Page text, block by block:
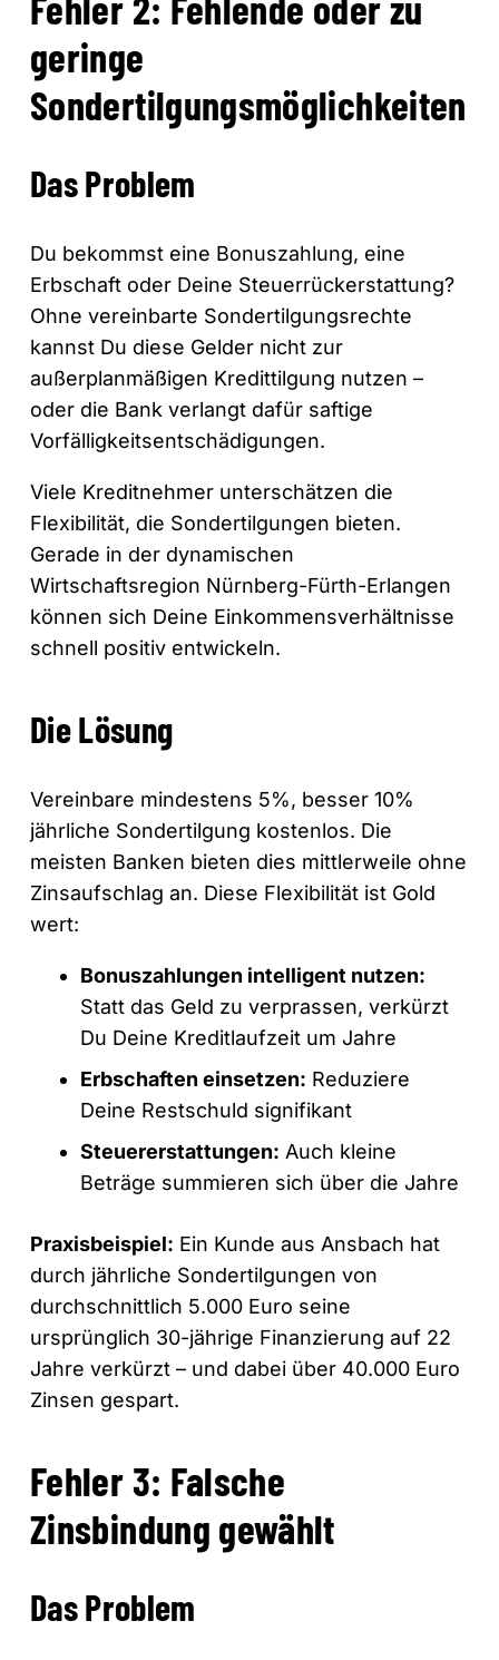
geringe
Sondertilgungsmöglichkeiten
Das Problem
Du bekommst eine Bonuszahlung, eine
Erbschaft oder Deine Steuerrückerstattung?
Ohne vereinbarte Sondertilgungsrechte
kannst Du diese Gelder nicht zur
außerplanmäßigen Kredittilgung nutzen –
oder die Bank verlangt dafür saftige
Vorfälligkeitsentschädigungen.
Viele Kreditnehmer unterschätzen die
Flexibilität, die Sondertilgungen bieten.
Gerade in der dynamischen
Wirtschaftsregion Nürnberg-Fürth-Erlangen
können sich Deine Einkommensverhältnisse
schnell positiv entwickeln.
Die Lösung
Vereinbare mindestens 5%, besser 10%
jährliche Sondertilgung kostenlos. Die
meisten Banken bieten dies mittlerweile ohne
Zinsaufschlag an. Diese Flexibilität ist Gold
wert:
Bonuszahlungen intelligent nutzen:
Statt das Geld zu verprassen, verkürzt
Du Deine Kreditlaufzeit um Jahre
Erbschaften einsetzen: Reduziere
Deine Restschuld signifikant
Steuererstattungen: Auch kleine
Beträge summieren sich über die Jahre
Praxisbeispiel: Ein Kunde aus Ansbach hat
durch jährliche Sondertilgungen von
durchschnittlich 5.000 Euro seine
ursprünglich 30-jährige Finanzierung auf 22
Jahre verkürzt – und dabei über 40.000 Euro
Zinsen gespart.
Fehler 3: Falsche
Zinsbindung gewählt
Das Problem